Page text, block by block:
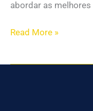
abordar as
Read More »